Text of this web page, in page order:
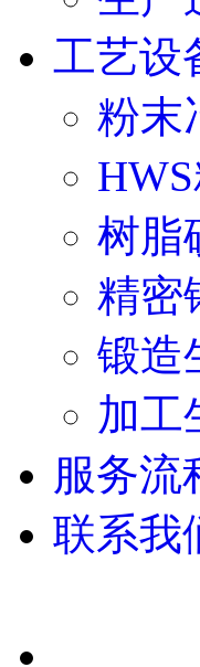
工艺设
粉末
树脂
精密
锻造
加工
服务流
联系我